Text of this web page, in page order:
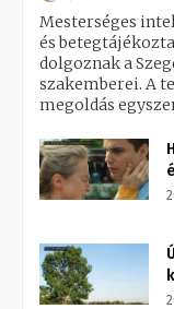
Mesterséges
és
dolgoznak a
szakemberei. A
megoldás